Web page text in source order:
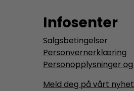
Infosenter
Salgsbetingelser
Personvernerklæring
Personopplysninger og
Meld deg på vårt